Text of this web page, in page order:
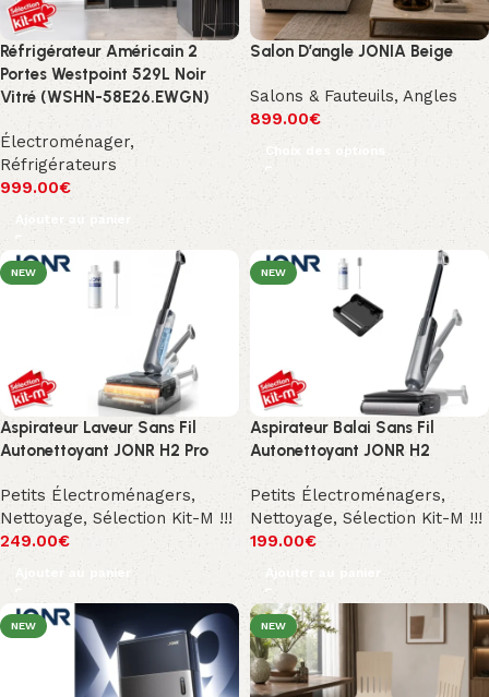
Réfrigérateur Américain 2
Portes Westpoint 529L Noir
Vitré (WSHN-58E26.EWGN)
Électroménager,
Réfrigérateurs
999.00€
Ajouter au panier
Salon D’angle JONIA Beige
Salons & Fauteuils, Angles
899.00€
Choix des options
NEW
Aspirateur Laveur Sans Fil
Autonettoyant JONR H2 Pro
Petits Électroménagers,
Nettoyage, Sélection Kit-M !!!
249.00€
Ajouter au panier
NEW
Aspirateur Balai Sans Fil
Autonettoyant JONR H2
Petits Électroménagers,
Nettoyage, Sélection Kit-M !!!
199.00€
Ajouter au panier
NEW NEW